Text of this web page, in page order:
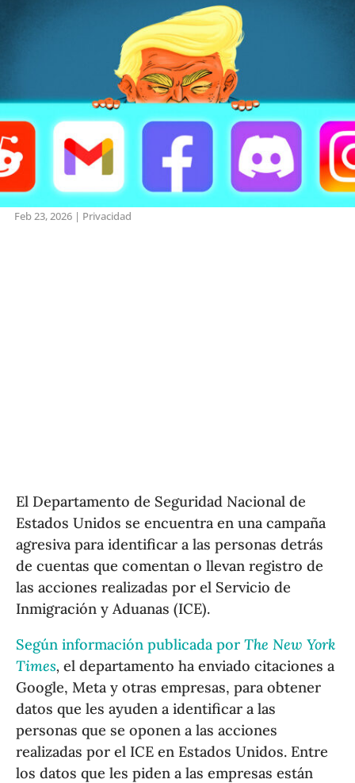
Feb 23, 2026| Privacidad
El Departamento de Seguridad Nacional de
Estados Unidos se encuentra en una campaña
agresiva para identificar a las personas detrás
de cuentas que comentan o llevan registro de
las acciones realizadas por el Servicio de
Inmigración y Aduanas (ICE).
Según información publicada porThe New York
Times,el departamento ha enviado citaciones a
Google, Meta y otras empresas, para obtener
datos que les ayuden a identificar a las
personas que se oponen a las acciones
realizadas por el ICE en Estados Unidos. Entre
los datos que les piden a las empresas están